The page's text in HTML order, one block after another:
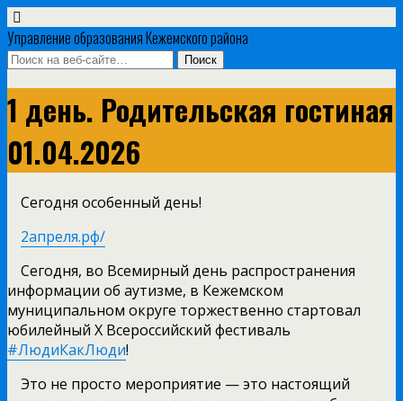
Управление образования Кежемского района
1 день. Родительская гостиная
01.04.2026
Сегодня особенный день!
2апреля.рф/
Сегодня, во Всемирный день распространения
информации об аутизме, в Кежемском
муниципальном округе торжественно стартовал
юбилейный Х Всероссийский фестиваль
#ЛюдиКакЛюди!
Это не просто мероприятие — это настоящий